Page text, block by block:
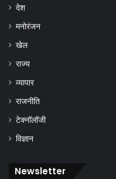
देश
मनोरंजन
खेल
राज्य
व्यापार
राजनीति
टेक्नॉलॉजी
विज्ञान
Newsletter